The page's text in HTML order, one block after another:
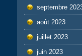
septembre
août 2023
juillet 2023
juin 2023